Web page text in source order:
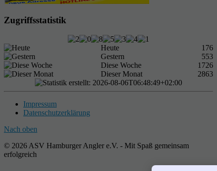
Zugriffsstatistik
Heute
176
Gestern
553
Diese Woche
1726
Dieser Monat
2863
Impressum
Datenschutzerklärung
Nach oben
© 2026 ASV Hamburger Angler e.V. - Mit Spaß gemeinsam
erfolgreich